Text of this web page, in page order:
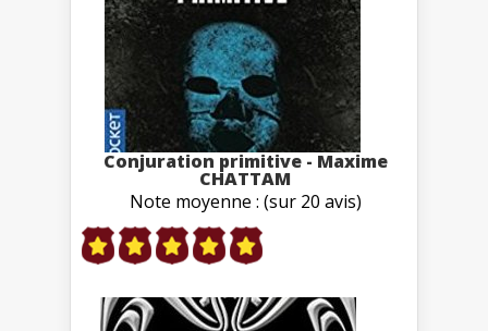
Conjuration primitive - Maxime
CHATTAM
Note moyenne : (sur 20 avis)